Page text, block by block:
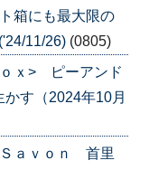
箱にも最大限の
11/26) (0805)
ｘ> ピーアンド
す（2024年10月
ａｖｏｎ 首里